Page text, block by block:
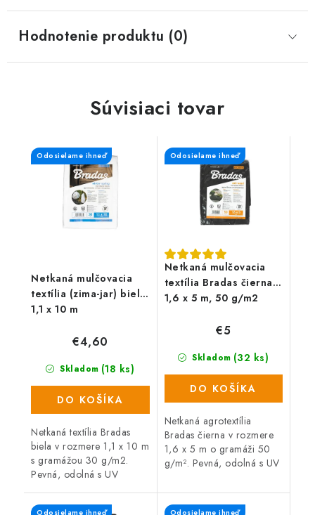
Hodnotenie produktu (0)
Súvisiaci tovar
Netkaná mulčovacia
textília (zima-jar) biela,
1,1 x 10 m
Odosielame ihneď
Skladom (18 ks)
€4,60
DO KOŠÍKA
Netkaná textília Bradas
biela v rozmere 1,1 x 10 m
s gramážou 30 g/m2.
Pevná, odolná s UV
materiálu. Vďaka svojim
Netkaná mulčovacia
textília Bradas čierna,
1,6 x 5 m, 50 g/m2
Odosielame ihneď
Skladom (32 ks)
€5
DO KOŠÍKA
Netkaná agrotextília
Bradas čierna v rozmere
1,6 x 5 m o gramáži 50
g/m². Pevná, odolná s UV
materiálu. Vďaka svojim
jedinečným vlastnostiam
Odosielame ihneď Odosielame ihneď